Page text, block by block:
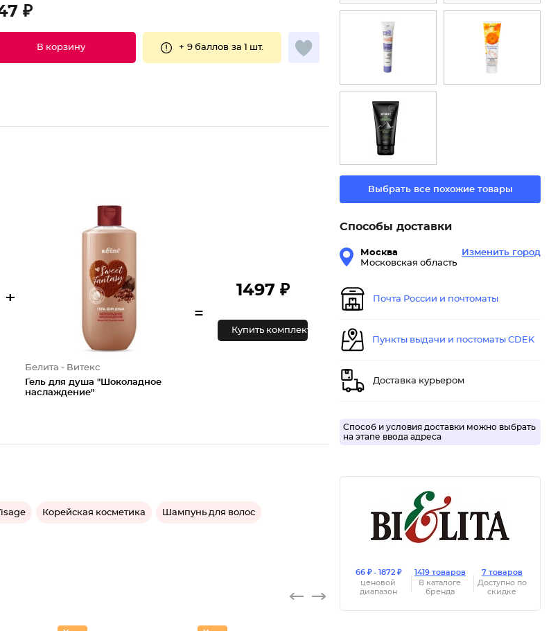
₽
В корзину + 9 баллов за 1 шт.
+
Белита - Витекс
Гель для душа "Шоколадное
наслаждение"
=
1497 ₽
Купить комплект
Корейская косметика Шампунь для волос
Выбрать все похожие товары
Способы доставки
Москва
Московская область
Изменить город
Почта России и почтоматы
Пункты выдачи и постоматы CDEK
Доставка курьером
Способ и условия доставки можно выбрать
на этапе ввода адреса
66 ₽ - 1872 ₽
ценовой
диапазон
1419 товаров
В каталоге
бренда
7 товаров
Доступно по
скидке